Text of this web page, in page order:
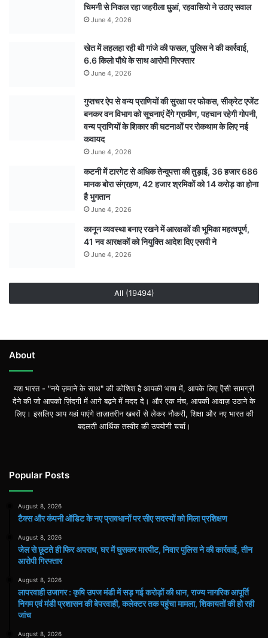
चिमनी से निकल रहा जहरीला धुआं, रहवासियो ने उठाए सवाल
June 4, 2026
खेत में लहलहा रही थी गांजे की फसल, पुलिस ने की कार्रवाई,
6.6 किलो पौधे के साथ आरोपी गिरफ्तार
June 4, 2026
गुप्तचर ऐप से वन्य प्राणियों की सुरक्षा पर फोकस, सीक्रेट एजेंट
बनकर वन विभाग को सूचनाएं देेंगे ग्रामीण, पहचान रहेगी गोपनी,
वन्य प्राणियों के शिकार की घटनाओं पर रोकथाम के लिए नई
कवायद
June 4, 2026
कटनी में टारगेट से अधिक तेन्दूपत्ता की तुड़ाई, 36 हजार 686
मानक बोरा संग्रहण, 42 हजार श्रमिकों को 14 करोड़ का होना
है भुगतान
June 4, 2026
कानून व्यवस्था बनाए रखने में आरक्षकों की भूमिका महत्वपूर्ण,
41 नव आरक्षकों को नियुक्ति आदेश दिए एसपी ने
June 4, 2026
All (19494)
About
यश भारत - "नये ज़माने के साथ" की कोशिश है आपकी भाषा में, आपके लिए ऎसी सामग्री
देने की जो आपको ज़िंदगी में आगे बढ़ने में मदद दे। और एक मंच, आपकी आवाज़ उठाने के
लिए। इसलिए आप यहां पाएंगे ताज़ातरीन खबरों से लेकर नौकरी, शिक्षा और नए भारत की
बदलती आर्थिक तस्वीर की उपयोगी चर्चा।
Popular Posts
August 8, 2026
टैक्स और कंपनी ऑडिट के नए प्रावधानों पर सीए सदस्यों को मिला प्रशिक्षण
August 8, 2026
जेल से छूटते ही फिर अपराध, घर में घुसकर मारपीट, निवार पुलिस ने की कार्रवाई, तीन
आरोपी गिरफ्तार
August 8, 2026
लापरवाही उजागर : कृषि उपज मंडी में सड़ गई करोड़ों की धान, राज्य नागरिक आपूर्ति
निगम एवं मंडी प्रशासन की बेपरवाही, कलेक्टर तक पहुंचा मामला, शिकायतों की हो रही
जांच
August 8, 2026